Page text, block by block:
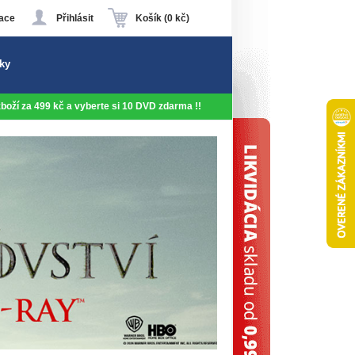
Košík (0 kč)
Přihlásit
za 499 kč a vyberte si 10 DVD zdarma !!